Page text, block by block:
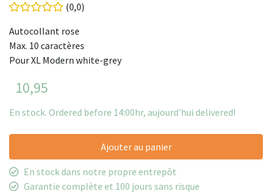
(0,0)
Autocollant rose
Max. 10 caractères
Pour XL Modern white-grey
10,95
En stock. Ordered before 14:00hr, aujourd'hui delivered!
Ajouter au panier
En stock dans notre propre entrepôt
Garantie complète et 100 jours sans risque